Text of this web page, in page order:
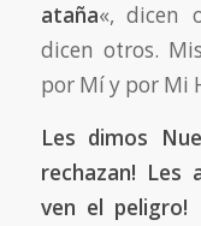
ataña«, dicen
dicen otros.
por Mí y por Mi
Les dimos
rechazan! Les
ven el peligro!